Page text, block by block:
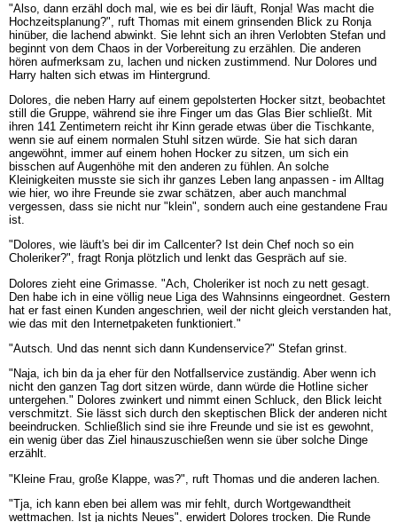
"Also, dann erzähl doch mal, wie es bei dir läuft, Ronja! Was macht die
Hochzeitsplanung?", ruft Thomas mit einem grinsenden Blick zu Ronja
hinüber, die lachend abwinkt. Sie lehnt sich an ihren Verlobten Stefan und
beginnt von dem Chaos in der Vorbereitung zu erzählen. Die anderen
hören aufmerksam zu, lachen und nicken zustimmend. Nur Dolores und
Harry halten sich etwas im Hintergrund.
Dolores, die neben Harry auf einem gepolsterten Hocker sitzt, beobachtet
still die Gruppe, während sie ihre Finger um das Glas Bier schließt. Mit
ihren 141 Zentimetern reicht ihr Kinn gerade etwas über die Tischkante,
wenn sie auf einem normalen Stuhl sitzen würde. Sie hat sich daran
angewöhnt, immer auf einem hohen Hocker zu sitzen, um sich ein
bisschen auf Augenhöhe mit den anderen zu fühlen. An solche
Kleinigkeiten musste sie sich ihr ganzes Leben lang anpassen - im Alltag
wie hier, wo ihre Freunde sie zwar schätzen, aber auch manchmal
vergessen, dass sie nicht nur "klein", sondern auch eine gestandene Frau
ist.
"Dolores, wie läuft's bei dir im Callcenter? Ist dein Chef noch so ein
Choleriker?", fragt Ronja plötzlich und lenkt das Gespräch auf sie.
Dolores zieht eine Grimasse. "Ach, Choleriker ist noch zu nett gesagt.
Den habe ich in eine völlig neue Liga des Wahnsinns eingeordnet. Gestern
hat er fast einen Kunden angeschrien, weil der nicht gleich verstanden hat,
wie das mit den Internetpaketen funktioniert."
"Autsch. Und das nennt sich dann Kundenservice?" Stefan grinst.
"Naja, ich bin da ja eher für den Notfallservice zuständig. Aber wenn ich
nicht den ganzen Tag dort sitzen würde, dann würde die Hotline sicher
untergehen." Dolores zwinkert und nimmt einen Schluck, den Blick leicht
verschmitzt. Sie lässt sich durch den skeptischen Blick der anderen nicht
beeindrucken. Schließlich sind sie ihre Freunde und sie ist es gewohnt,
ein wenig über das Ziel hinauszuschießen wenn sie über solche Dinge
erzählt.
"Kleine Frau, große Klappe, was?", ruft Thomas und die anderen lachen.
"Tja, ich kann eben bei allem was mir fehlt, durch Wortgewandtheit
wettmachen. Ist ja nichts Neues", erwidert Dolores trocken. Die Runde